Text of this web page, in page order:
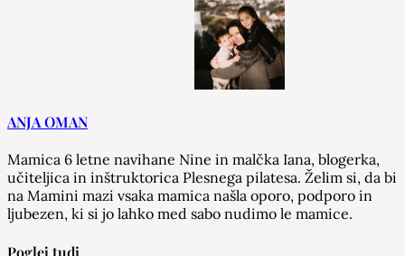
ANJA OMAN
Mamica 6 letne navihane Nine in malčka Iana, blogerka,
učiteljica in inštruktorica Plesnega pilatesa. Želim si, da bi
na Mamini mazi vsaka mamica našla oporo, podporo in
ljubezen, ki si jo lahko med sabo nudimo le mamice.
Poglej tudi